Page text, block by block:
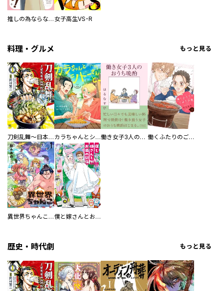
推しの為ならなんでもします！ 女子高生VS-R
料理・グルメ もっと見る
刀剣乱舞～日本号つれづれ酒～ カラちゃんとシトーさんと、 【分冊版】 働き女子3人のおうち晩酌 働くふたりのごほうび飯
異世界ちゃんこ～横綱目前に召喚されたんだが～ 【連載版】 僕と嫁さんとお酒の関係
歴史・時代劇 もっと見る